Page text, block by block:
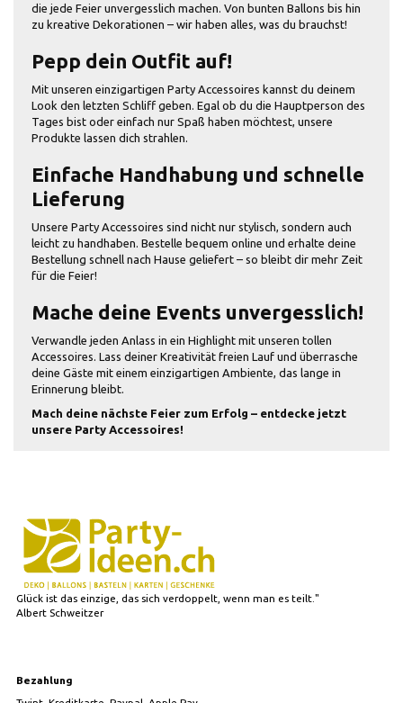
die jede Feier unvergesslich machen. Von bunten Ballons bis hin
zu kreative Dekorationen – wir haben alles, was du brauchst!
Pepp dein Outfit auf!
Mit unseren einzigartigen Party Accessoires kannst du deinem
Look den letzten Schliff geben. Egal ob du die Hauptperson des
Tages bist oder einfach nur Spaß haben möchtest, unsere
Produkte lassen dich strahlen.
Einfache Handhabung und schnelle
Lieferung
Unsere Party Accessoires sind nicht nur stylisch, sondern auch
leicht zu handhaben. Bestelle bequem online und erhalte deine
Bestellung schnell nach Hause geliefert – so bleibt dir mehr Zeit
für die Feier!
Mache deine Events unvergesslich!
Verwandle jeden Anlass in ein Highlight mit unseren tollen
Accessoires. Lass deiner Kreativität freien Lauf und überrasche
deine Gäste mit einem einzigartigen Ambiente, das lange in
Erinnerung bleibt.
Mach deine nächste Feier zum Erfolg – entdecke jetzt
unsere Party Accessoires!
Glück ist das einzige, das sich verdoppelt, wenn man es teilt."
Albert Schweitzer
Bezahlung